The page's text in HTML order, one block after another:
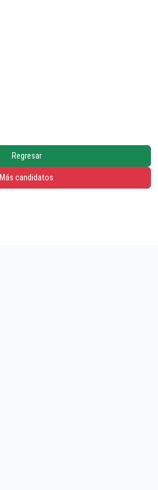
Regresar
Más candidatos